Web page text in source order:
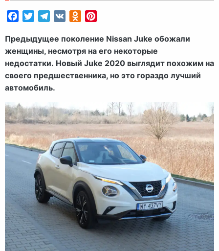
FacebookTwitterTelegram
VK Odnoklassniki
Предыдущее поколение Nissan Juke обожали
женщины, несмотря на его некоторые
недостатки. Новый Juke 2020 выглядит похожим на
своего предшественника, но это гораздо лучший
автомобиль.